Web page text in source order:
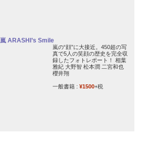
嵐 ARASHI’s Smile
嵐の“顔”に大接近。450超の写
真で5人の笑顔の歴史を完全収
録したフォトレポート！ 相葉
雅紀 大野智 松本潤 二宮和也
櫻井翔
一般書籍 : ¥1500+税